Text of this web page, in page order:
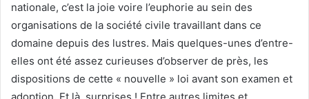
nationale, c’est la joie voire l’euphorie au sein des
organisations de la société civile travaillant dans ce
domaine depuis des lustres. Mais quelques-unes d’entre-
elles ont été assez curieuses d’observer de près, les
dispositions de cette « nouvelle » loi avant son examen et